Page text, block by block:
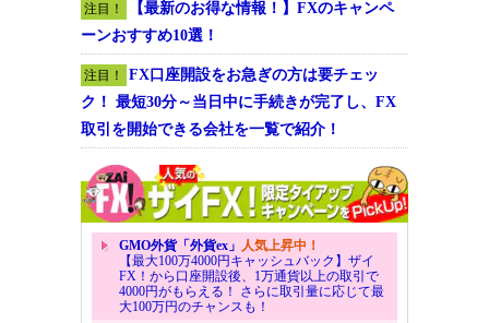
注目！
【最新のお得な情報！】FXのキャンペ
ーンおすすめ10選！
注目！
FX口座開設をお急ぎの方は要チェッ
ク！ 最短30分～当日中に手続きが完了し、FX
取引を開始できる会社を一覧で紹介！
GMO外貨「外貨ex」 人気上昇中！
【最大100万4000円キャッシュバック】ザイ
FX！から口座開設後、1万通貨以上の取引で
4000円がもらえる！ さらに取引量に応じて最
大100万円のチャンスも！